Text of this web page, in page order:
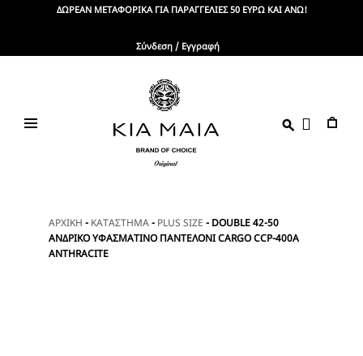
ΔΩΡΕΑΝ ΜΕΤΑΦΟΡΙΚΑ ΓΙΑ ΠΑΡΑΓΓΕΛΙΕΣ 50 ΕΥΡΩ ΚΑΙ ΑΝΩ!
Σύνδεση / Εγγραφή
ΑΡΧΙΚΗ - ΚΑΤΑΣΤΗΜΑ- PLUS SIZE - DOUBLE 42-50
ΑΝΔΡΙΚΟ ΥΦΑΣΜΑΤΙΝΟ ΠΑΝΤΕΛΟΝΙ CARGO CCP-400A
ANTHRACITE